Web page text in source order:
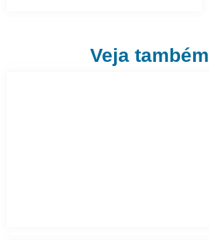
Veja também